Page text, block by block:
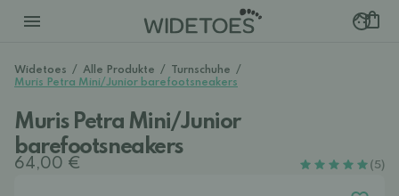
Widetoes / Alle Produkte / Turnschuhe /
Muris Petra Mini/Junior barefootsneakers
Muris Petra Mini/Junior
barefootsneakers
64,00 € (5)